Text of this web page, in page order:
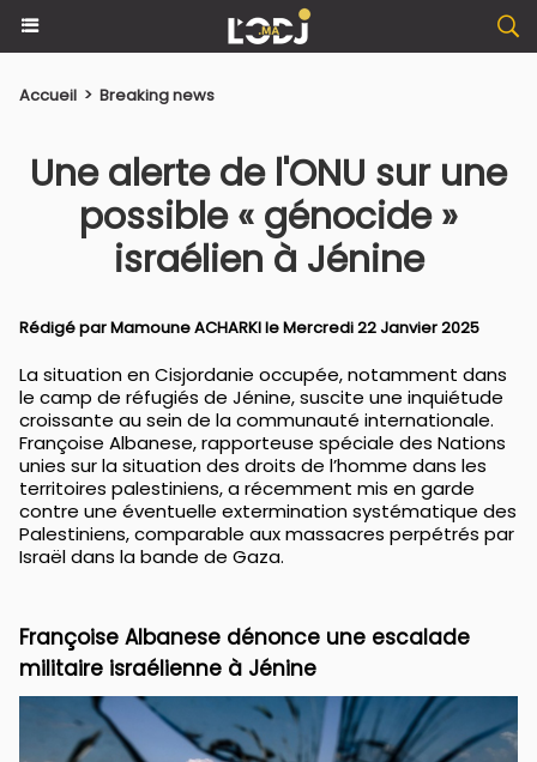
Accueil > Breaking news
Une alerte de l'ONU sur une
possible « génocide »
israélien à Jénine
Rédigé parMamoune ACHARKIle Mercredi 22 Janvier 2025
La situation en Cisjordanie occupée, notamment dans
le camp de réfugiés de Jénine, suscite une inquiétude
croissante au sein de la communauté internationale.
Françoise Albanese, rapporteuse spéciale des Nations
unies sur la situation des droits de l’homme dans les
territoires palestiniens, a récemment mis en garde
contre une éventuelle extermination systématique des
Palestiniens, comparable aux massacres perpétrés par
Israël dans la bande de Gaza.
Françoise Albanese dénonce une escalade
militaire israélienne à Jénine